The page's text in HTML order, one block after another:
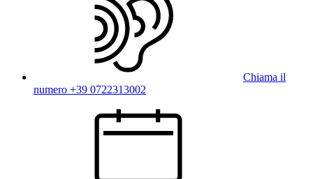
Chiama il
numero +39 0722313002